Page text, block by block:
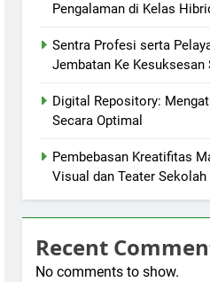
Pengalaman di Kelas
Sentra Profesi serta
Jembatan Ke Kesuksesan
Digital Repository:
Secara Optimal
Pembebasan Kreatifitas
Visual dan Teater Sekolah
Recent
No comments to show.